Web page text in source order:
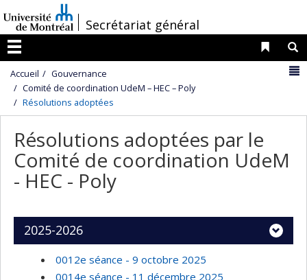
au
contenu
/
Secrétariat général
Menu
Liens
Accueil
Gouvernance
Comité de coordination UdeM – HEC – Poly
Résolutions adoptées
Résolutions adoptées par le
Comité de coordination UdeM
- HEC - Poly
2025-2026
0012e séance - 9 octobre 2025
0014e séance - 11 décembre 2025